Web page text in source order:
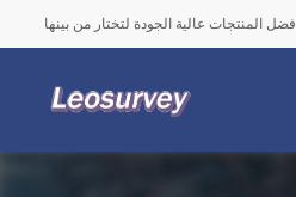
أفضل المنتجات عالية الجودة لتختار من بينها